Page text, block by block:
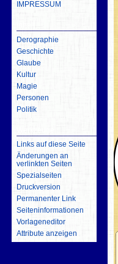
IMPRESSUM
Derographie
Geschichte
Glaube
Kultur
Magie
Personen
Politik
Links auf diese Seite
Änderungen an
verlinkten Seiten
Spezialseiten
Druckversion
Permanenter Link
Seiten­­informationen
Vorlageneditor
Attribute anzeigen